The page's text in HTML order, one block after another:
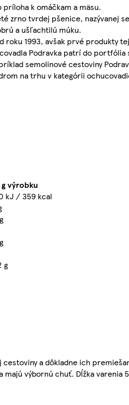
k omáčkam a mäsu.
zrno tvrdej pšenice, nazývanej
a ušľachtilú múku.
roku 1993, avšak prvé produkty
Podravka patrí do portfólia
semolinové cestoviny
na trhu v kategórii
g výrobku
kJ / 359 kcal
g
a dôkladne ich
výbornú chuť. Dĺžka varenia